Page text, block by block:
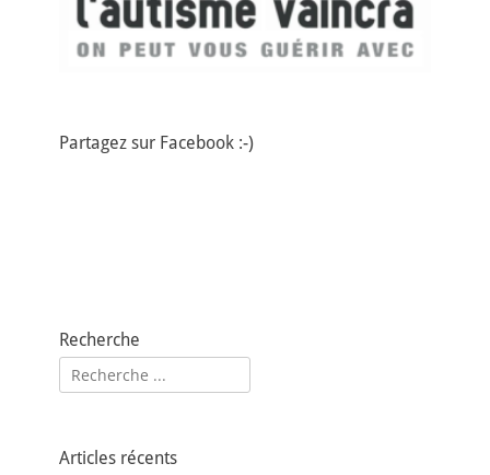
Partagez sur Facebook :-)
Recherche
Rechercher :
Articles récents